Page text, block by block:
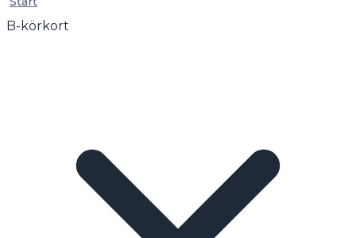
B-körkort